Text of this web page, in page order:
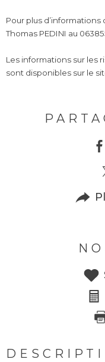
Pour plus
Thomas PEDINI au
Les informations sur les
sont disponibles sur le